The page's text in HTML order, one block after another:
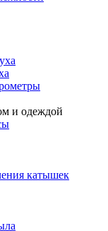
и одеждой
катышек